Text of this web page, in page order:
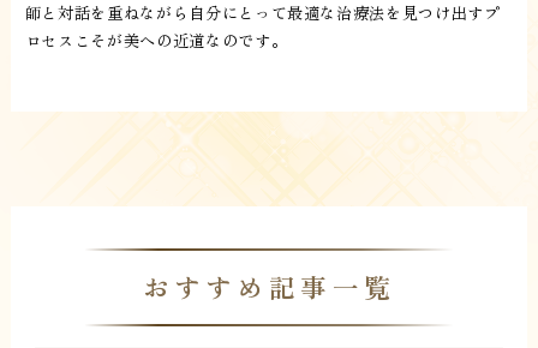
師と対話を重ねながら自分にとって最適な治療法を見つけ出すプ
ロセスこそが美への近道なのです。
おすすめ記事一覧